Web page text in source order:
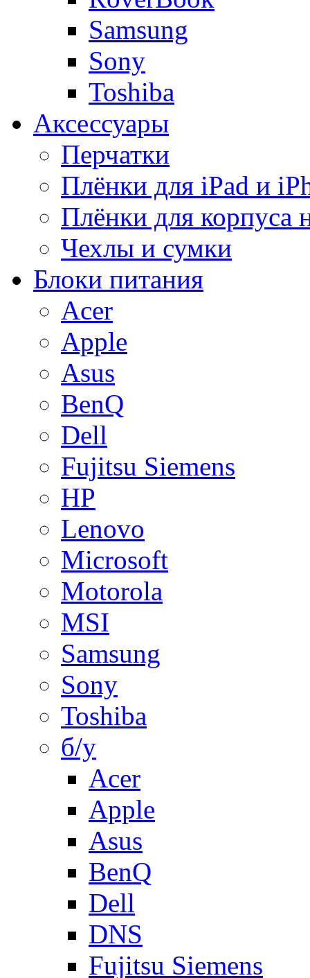
Samsung
Sony
Toshiba
Аксессуары
Перчатки
Плёнки для iPad и
Плёнки для корпуса
Чехлы и сумки
Блоки питания
Acer
Apple
Asus
BenQ
Dell
Fujitsu Siemens
HP
Lenovo
Microsoft
Motorola
MSI
Samsung
Sony
Toshiba
б/у
Acer
Apple
Asus
BenQ
Dell
DNS
Fujitsu Siemens